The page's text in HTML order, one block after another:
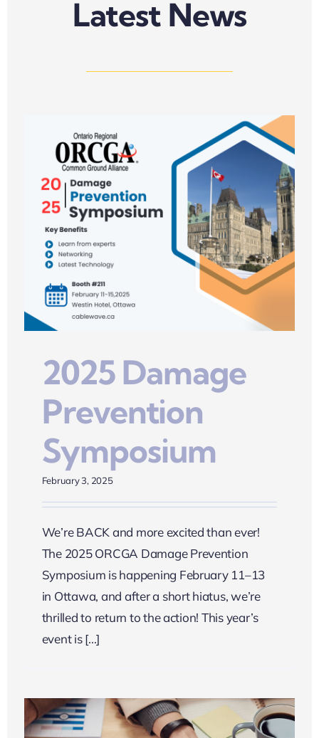
Latest News
2025 Damage
Prevention
Symposium
February 3, 2025
We’re BACK and more excited than ever!
The 2025 ORCGA Damage Prevention
Symposium is happening February 11–13
in Ottawa, and after a short hiatus, we’re
thrilled to return to the action! This year’s
event is [...]